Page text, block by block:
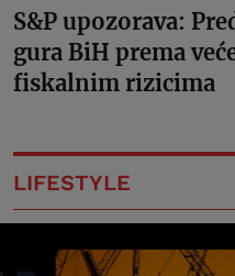
S&P upozorava:
gura BiH prema
fiskalnim rizicima
LIFESTYLE